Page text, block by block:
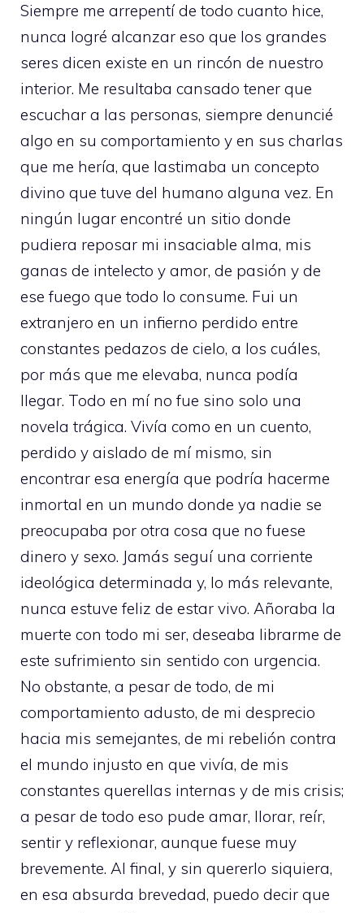
Siempre me arrepentí de todo cuanto hice,
nunca logré alcanzar eso que los grandes
seres dicen existe en un rincón de nuestro
interior. Me resultaba cansado tener que
escuchar a las personas, siempre denuncié
algo en su comportamiento y en sus charlas
que me hería, que lastimaba un concepto
divino que tuve del humano alguna vez. En
ningún lugar encontré un sitio donde
pudiera reposar mi insaciable alma, mis
ganas de intelecto y amor, de pasión y de
ese fuego que todo lo consume. Fui un
extranjero en un infierno perdido entre
constantes pedazos de cielo, a los cuáles,
por más que me elevaba, nunca podía
llegar. Todo en mí no fue sino solo una
novela trágica. Vivía como en un cuento,
perdido y aislado de mí mismo, sin
encontrar esa energía que podría hacerme
inmortal en un mundo donde ya nadie se
preocupaba por otra cosa que no fuese
dinero y sexo. Jamás seguí una corriente
ideológica determinada y, lo más relevante,
nunca estuve feliz de estar vivo. Añoraba la
muerte con todo mi ser, deseaba librarme de
este sufrimiento sin sentido con urgencia.
No obstante, a pesar de todo, de mi
comportamiento adusto, de mi desprecio
hacia mis semejantes, de mi rebelión contra
el mundo injusto en que vivía, de mis
constantes querellas internas y de mis crisis;
a pesar de todo eso pude amar, llorar, reír,
sentir y reflexionar, aunque fuese muy
brevemente. Al final, y sin quererlo siquiera,
en esa absurda brevedad, puedo decir que